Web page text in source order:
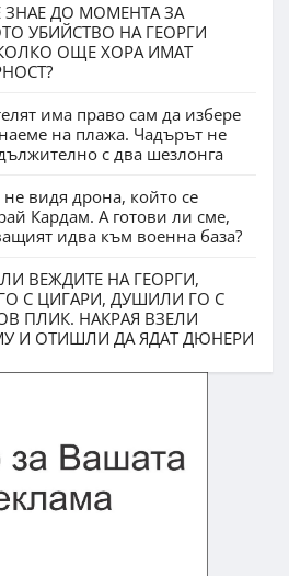
ЗНАЕ ДО МОМЕНТА ЗА
УБИЙСТВО НА ГЕОРГИ
ОЩЕ ХОРА ИМАТ
има право сам да избере
на плажа. Чадърът не
с два шезлонга
не видя дрона, който се
Кардам. А готови ли сме,
идва към военна база?
ВЕЖДИТЕ НА ГЕОРГИ,
С ЦИГАРИ, ДУШИЛИ ГО С
ПЛИК. НАКРАЯ ВЗЕЛИ
И ОТИШЛИ ДА ЯДАТ ДЮНЕРИ